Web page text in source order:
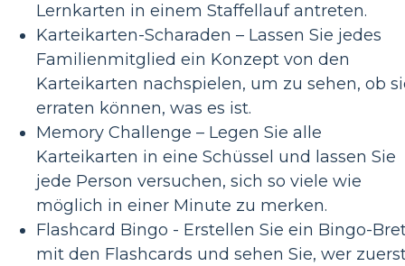
Lernkarten in einem Staffellauf antreten.
Karteikarten-Scharaden – Lassen Sie jedes
Familienmitglied ein Konzept von den
Karteikarten nachspielen, um zu sehen, ob
erraten können, was es ist.
Memory Challenge – Legen Sie alle
Karteikarten in eine Schüssel und lassen Sie
jede Person versuchen, sich so viele wie
möglich in einer Minute zu merken.
Flashcard Bingo - Erstellen Sie ein Bingo-
mit den Flashcards und sehen Sie, wer